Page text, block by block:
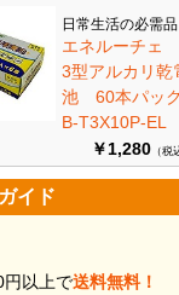
日常生活の必需
エネルーチェ
3型アルカリ乾
池 60本パ
B-T3X10P-EL
￥1,280 （税
イド
円以上で送料無料！